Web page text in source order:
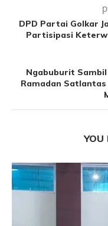
DPD Partai Golkar
Partisipasi
Ngabuburit Sambil
Ramadan
YOU